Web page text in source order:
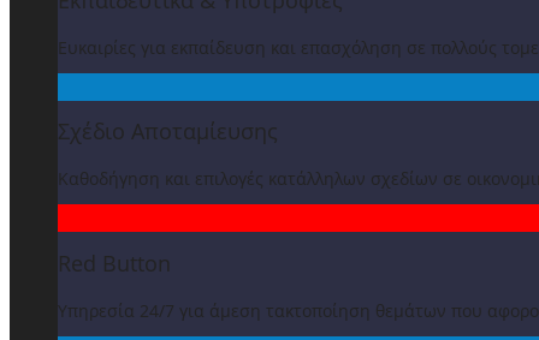
Ευκαιρίες για εκπαίδευση και επασχόληση σε πολλούς
Σχέδιο Αποταμίευσης
Καθοδήγηση και επιλογές κατάλληλων σχεδίων σε
Red Button
Υπηρεσία 24/7 για άμεση τακτοποίηση θεμάτων που